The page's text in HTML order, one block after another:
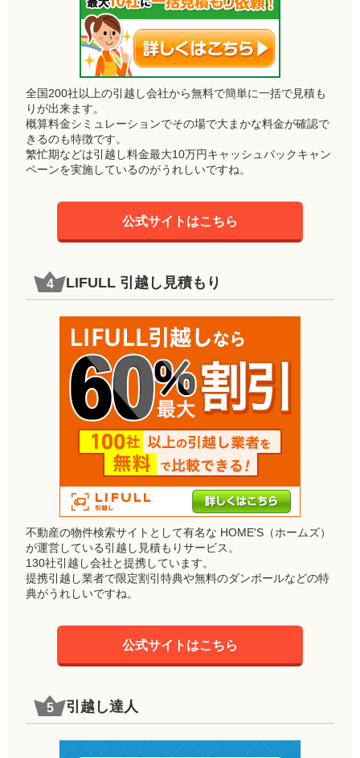
全国200社以上の引越し会社から無料で簡単に一括で見積も
りが出来ます。
概算料金シミュレーションでその場で大まかな料金が確認で
きるのも特徴です。
繁忙期などは引越し料金最大10万円キャッシュバックキャン
ペーンを実施しているのがうれしいですね。
公式サイトはこちら
LIFULL 引越し見積もり
不動産の物件検索サイトとして有名な HOME'S（ホームズ）
が運営している引越し見積もりサービス。
130社引越し会社と提携しています。
提携引越し業者で限定割引特典や無料のダンボールなどの特
典がうれしいですね。
公式サイトはこちら
引越し達人